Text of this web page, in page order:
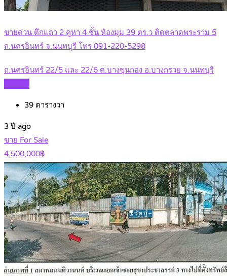
ขายด่วน ตึกแถว 2 คูหา 4 ชั้น ห้องมุม 39 ตร.ว ติดตลาดพระราม 5
ถ.นครอินทร์ จ.นนทบุรี โทร 091-220-5298
ถ.นครอินทร์ 22/5 และ 22/6 ต.บางขุนกอง อ.บางกรวย จ.นนทบุรี
39 ตารางวา
3 ปี ago
ขาย For Sale
4,500,000฿